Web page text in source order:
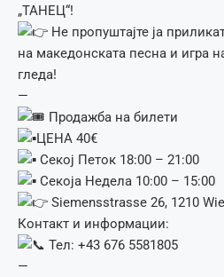
„ТАНЕЦ“!
Не пропуштајте ја
на македонската песна и игра
гледа!
—
Продажба на билети
ЦЕНА 40€
Секој Петок 18:00 – 21:00
Секоја Недела 10:00 – 15:00
Siemensstrasse 26, 1210
Контакт и информации:
Тел: +43 676 5581805
—